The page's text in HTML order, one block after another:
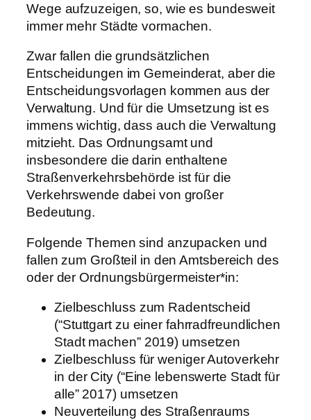
Wege aufzuzeigen, so, wie es bundesweit
immer mehr Städte vormachen.
Zwar fallen die grundsätzlichen
Entscheidungen im Gemeinderat, aber die
Entscheidungsvorlagen kommen aus der
Verwaltung. Und für die Umsetzung ist es
immens wichtig, dass auch die Verwaltung
mitzieht. Das Ordnungsamt und
insbesondere die darin enthaltene
Straßenverkehrsbehörde ist für die
Verkehrswende dabei von großer
Bedeutung.
Folgende Themen sind anzupacken und
fallen zum Großteil in den Amtsbereich des
oder der Ordnungsbürgermeister*in:
Zielbeschluss zum Radentscheid
(“Stuttgart zu einer fahrradfreundlichen
Stadt machen” 2019) umsetzen
Zielbeschluss für weniger Autoverkehr
in der City (“Eine lebenswerte Stadt für
alle” 2017) umsetzen
Neuverteilung des Straßenraums